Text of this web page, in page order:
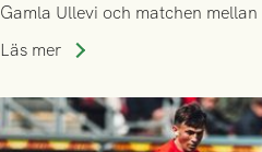
Gamla Ullevi och matchen
kvalet till Conference League!
Läs mer